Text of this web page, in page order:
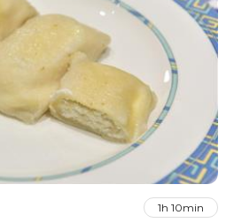
1h 10min